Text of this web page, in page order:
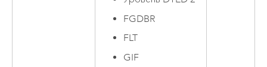
FGDBR
FLT
GIF